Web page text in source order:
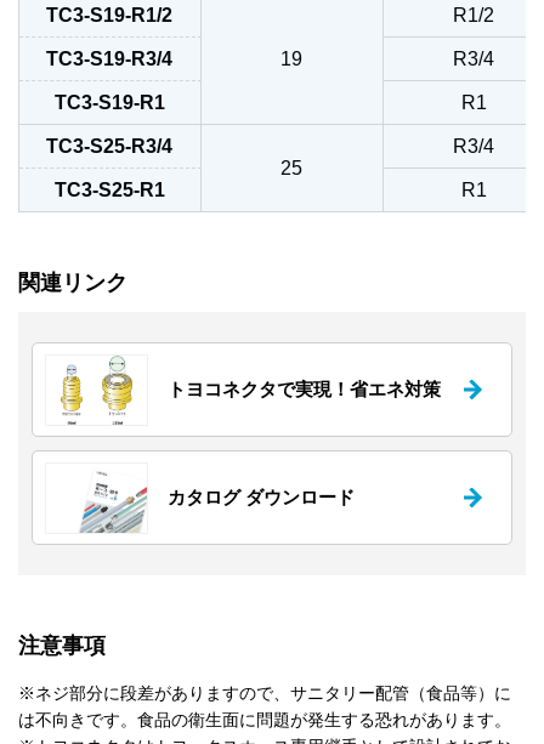
TC3-S19-R1/2
19
R1/2
TC3-S19-R3/4 R3/4
TC3-S19-R1 R1
TC3-S25-R3/4
25
R3/4
TC3-S25-R1 R1
関連リンク
トヨコネクタで実現！省エネ対策
カタログ ダウンロード
注意事項
※ネジ部分に段差がありますので、サニタリー配管（食品等）に
は不向きです。食品の衛生面に問題が発生する恐れがあります。